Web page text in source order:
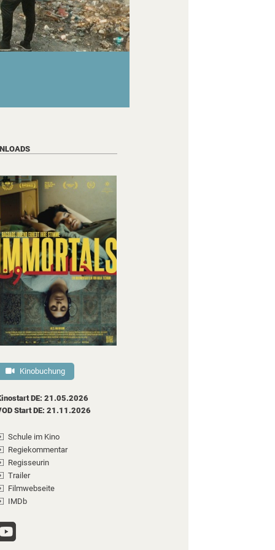
Kinobuchung
DE: 21.05.2026
Start DE: 21.11.2026
Schule im Kino
Regiekommentar
Regisseurin
Trailer
Filmwebseite
IMDb